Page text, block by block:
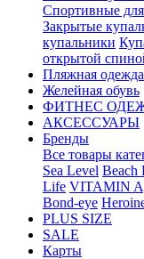
Спортивные для
Закрытые
купальники
открытой
Пляжная одежда
Желейная обувь
ФИТНЕС
АКСЕССУАРЫ
Бренды
Все товары
Sea Level Beach
Life VITAMIN A
Bond-eye
PLUS SIZE
SALE
Карты